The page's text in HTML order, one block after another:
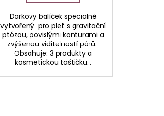
Dárkový balíček speciálně
vytvořený pro pleť s gravitační
ptózou, povislými konturami a
zvýšenou viditelností pórů.
Obsahuje: 3 produkty a
kosmetickou taštičku...